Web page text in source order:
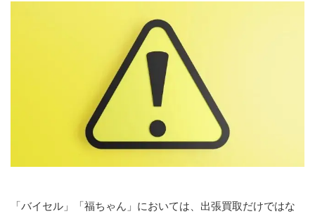
「バイセル」「福ちゃん」においては、出張買取だけではな